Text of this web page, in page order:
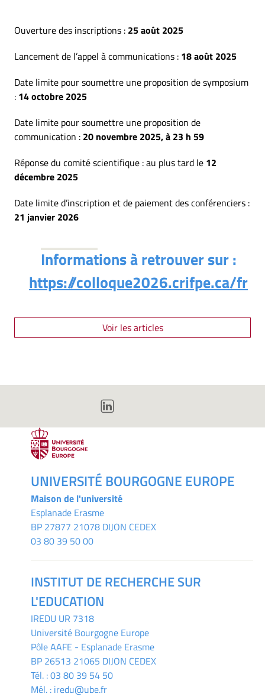
Ouverture des inscriptions : 25 août 2025
Lancement de l’appel à communications : 18 août 2025
Date limite pour soumettre une proposition de symposium
: 14 octobre 2025
Date limite pour soumettre une proposition de
communication : 20 novembre 2025, à 23 h 59
Réponse du comité scientifique : au plus tard le 12
décembre 2025
Date limite d’inscription et de paiement des conférenciers :
21 janvier 2026
Informations à retrouver sur :
https://colloque2026.crifpe.ca/fr
Voir les articles
UNIVERSITÉ BOURGOGNE EUROPE
Maison de l'université
Esplanade Erasme
BP 27877 21078 DIJON CEDEX
03 80 39 50 00
INSTITUT DE RECHERCHE SUR
L'EDUCATION
IREDU UR 7318
Université Bourgogne Europe
Pôle AAFE - Esplanade Erasme
BP 26513 21065 DIJON CEDEX
Tél. :03 80 39 54 50
Mél. : iredu@ube.fr